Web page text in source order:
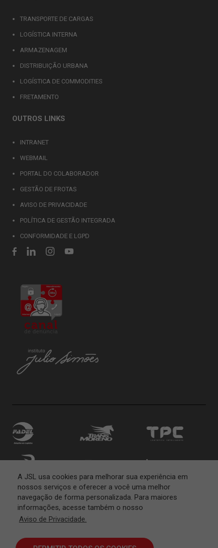
A JSL usa cookies para melhorar sua experiência em
nossos serviços e oferecer a você uma melhor
navegação de forma personalizada. Para maiores
informações, acesse também o nosso
Aviso de Privacidade.
TRANSPORTE DE CARGAS
LOGÍSTICA INTERNA
ARMAZENAGEM
DISTRIBUIÇÃO URBANA
LOGÍSTICA DE COMMODITIES
FRETAMENTO
OUTROS LINKS
INTRANET
WEBMAIL
PORTAL DO COLABORADOR
GESTÃO DE FROTAS
AVISO DE PRIVACIDADE
POLÍTICA DE GESTÃO INTEGRADA
CONFORMIDADE E LGPD